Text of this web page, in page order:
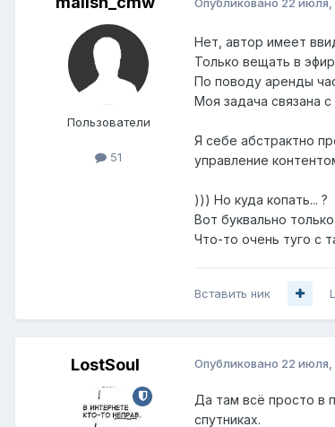
Пользователи
51
Опубликовано 22 июля,
Нет, автор имеет
Только вещать в
По поводу аренды
Моя задача связана
Я себе абстрактно
управление
))) Но куда копать... ?
Вот буквально
Что-то очень туго с
Вставить ник
LostSoul Опубликовано 22 июля,
Да там всё просто в
спутниках.